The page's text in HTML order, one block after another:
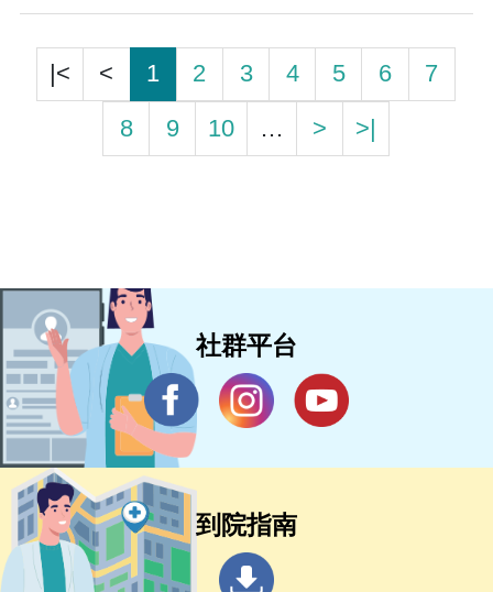
|< < 1 2 3 4 5 6
7
8
9 10 … > >|
社群平台
到院指南